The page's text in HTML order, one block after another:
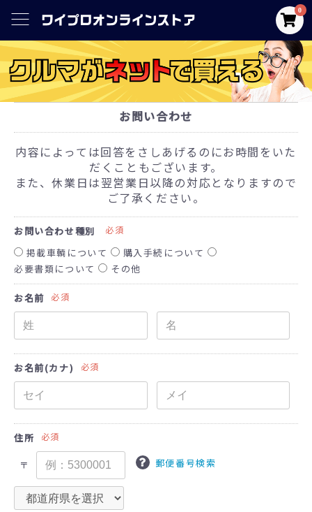
0
お問い合わせ
内容によっては回答をさしあげるのにお時間をいた
だくこともございます。
また、休業日は翌営業日以降の対応となりますので
ご了承ください。
お問い合わせ種別 必須
掲載車輌について
購入手続について
必要書類について
その他
お名前 必須
お名前(カナ) 必須
住所 必須
〒 郵便番号検索